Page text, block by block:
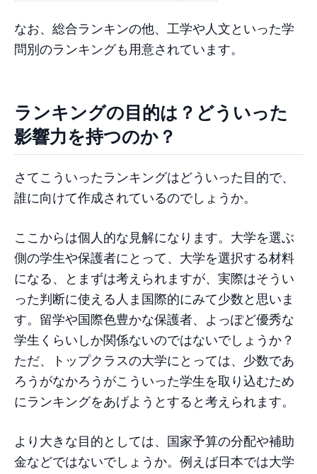
なお、総合ランキンの他、工学や人文といった学
問別のランキングも用意されています。
ランキングの目的は？どういった
影響力を持つのか？
さてこういったランキングはどういった目的で、
誰に向けて作成されているのでしょうか。
ここからは個人的な見解になります。大学を選ぶ
側の学生や保護者にとって、大学を選択する材料
になる、とまずは考えられますが、実際はそうい
った判断に使える人ま国際的にみて少数と思いま
す。留学や国際色豊かな保護者、よっぽど優秀な
学生くらいしか関係ないのではないでしょうか？
ただ、トップクラスの大学にとっては、少数であ
ろうがなかろうがこういった学生を取り込むため
にランキングをあげようとすると考えられます。
より大きな目的としては、国家予算の分配や補助
金などではないでしょうか。例えば日本では大学